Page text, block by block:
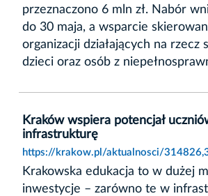
przeznaczono 6 mln zł. Nabór
do 30 maja, a wsparcie
organizacji działających na rzecz
dzieci oraz osób z
Kraków wspiera potencjał
infrastrukturę
https://krakow.pl/aktualnosci/
Krakowska edukacja to w dużej
inwestycje – zarówno te w